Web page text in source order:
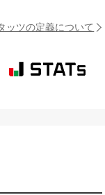
ッツの定義について